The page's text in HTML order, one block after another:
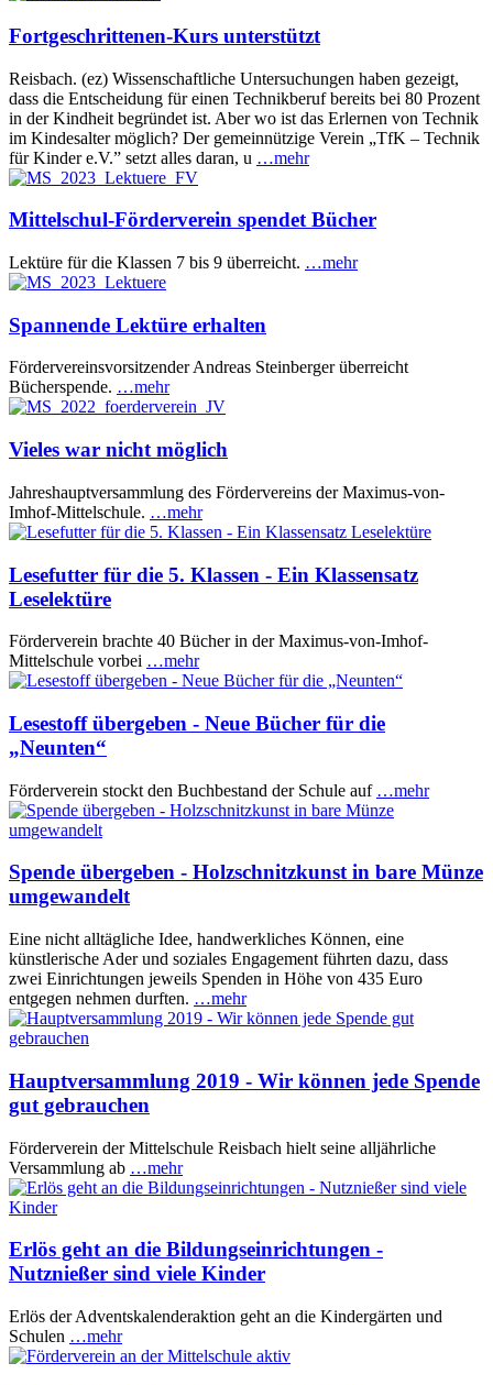
Fortgeschrittenen-Kurs unterstützt
Reisbach. (ez) Wissenschaftliche Untersuchungen haben gezeigt,
dass die Entscheidung für einen Technikberuf bereits bei 80 Prozent
in der Kindheit begründet ist. Aber wo ist das Erlernen von Technik
im Kindesalter möglich? Der gemeinnützige Verein „TfK – Technik
für Kinder e.V.” setzt alles daran, u …mehr
Mittelschul-Förderverein spendet Bücher
Lektüre für die Klassen 7 bis 9 überreicht. …mehr
Spannende Lektüre erhalten
Fördervereinsvorsitzender Andreas Steinberger überreicht
Bücherspende. …mehr
Vieles war nicht möglich
Jahreshauptversammlung des Fördervereins der Maximus-von-
Imhof-Mittelschule. …mehr
Lesefutter für die 5. Klassen - Ein Klassensatz
Leselektüre
Förderverein brachte 40 Bücher in der Maximus-von-Imhof-
Mittelschule vorbei …mehr
Lesestoff übergeben - Neue Bücher für die
„Neunten“
Förderverein stockt den Buchbestand der Schule auf …mehr
Spende übergeben - Holzschnitzkunst in bare Münze
umgewandelt
Eine nicht alltägliche Idee, handwerkliches Können, eine
künstlerische Ader und soziales Engagement führten dazu, dass
zwei Einrichtungen jeweils Spenden in Höhe von 435 Euro
entgegen nehmen durften. …mehr
Hauptversammlung 2019 - Wir können jede Spende
gut gebrauchen
Förderverein der Mittelschule Reisbach hielt seine alljährliche
Versammlung ab …mehr
Erlös geht an die Bildungseinrichtungen -
Nutznießer sind viele Kinder
Erlös der Adventskalenderaktion geht an die Kindergärten und
Schulen …mehr